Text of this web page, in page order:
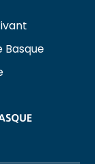
Basque